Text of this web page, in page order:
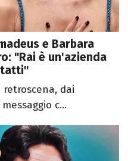
e Barbara
"Rai è un'azienda
dai
c...